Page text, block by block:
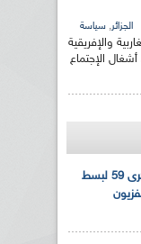
الجزائر, سياسة
والإفريقية
الإجتماع
الإذاعة الجزائرية تحي الذكرى 59 لبسط